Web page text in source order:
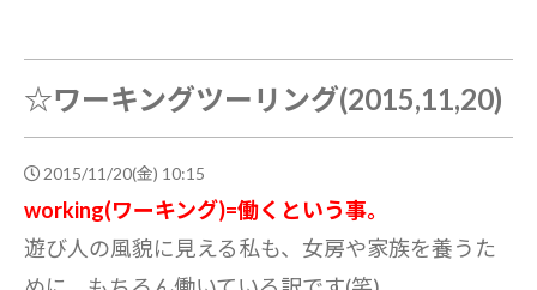
☆ワーキングツーリング(2015,11,20)
2015/11/20(金) 10:15
working(ワーキング)=働くという事。
遊び人の風貌に見える私も、女房や家族を養うた